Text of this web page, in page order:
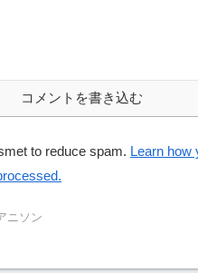
コメントを書き込む
to reduce spam. Learn how
ニソン